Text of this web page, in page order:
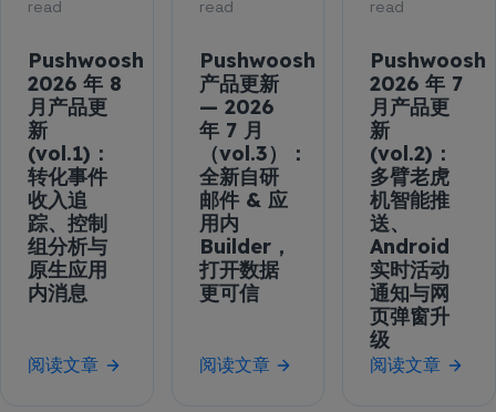
read
Pushwoosh
2026 年 8
月产品更
新
(vol.1)：
转化事件
收入追
踪、控制
组分析与
原生应用
内消息
阅读文章
read
Pushwoosh
产品更新
— 2026
年 7 月
（vol.3）：
全新自研
邮件 & 应
用内
Builder，
打开数据
更可信
阅读文章
read
Pushwoosh
2026 年 7
月产品更
新
(vol.2)：
多臂老虎
机智能推
送、
Android
实时活动
通知与网
页弹窗升
级
阅读文章